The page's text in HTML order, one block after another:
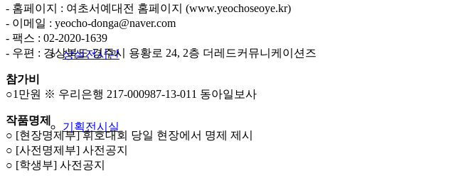
상설전시관
기획전시실
- 홈페이지 : 여초서예대전 홈페이지 (www.yeochoseoye.kr)
- 이메일 : yeocho-donga@naver.com
- 팩스 : 02-2020-1639
- 우편 : 경상북도 경주시 용황로 24, 2층 더레드커뮤니케이션즈
참가비
○1만원 ※ 우리은행 217-000987-13-011 동아일보사
작품명제
○ [현장명제부] 휘호대회 당일 현장에서 명제 제시
○ [사전명제부] 사전공지
○ [학생부] 사전공지